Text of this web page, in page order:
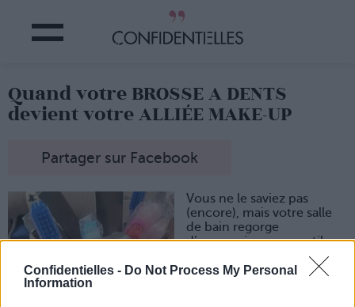
Confidentielles - Do Not Process My Personal
Information
Quand votre BROSSE A DENTS
devient votre ALLIÉE MAKE-UP
Partager sur Facebook
Vous ne le saviez pas
(encore), mais votre salle
de bain regorge
d’accessoires super utiles
1. Votre brosse à dents